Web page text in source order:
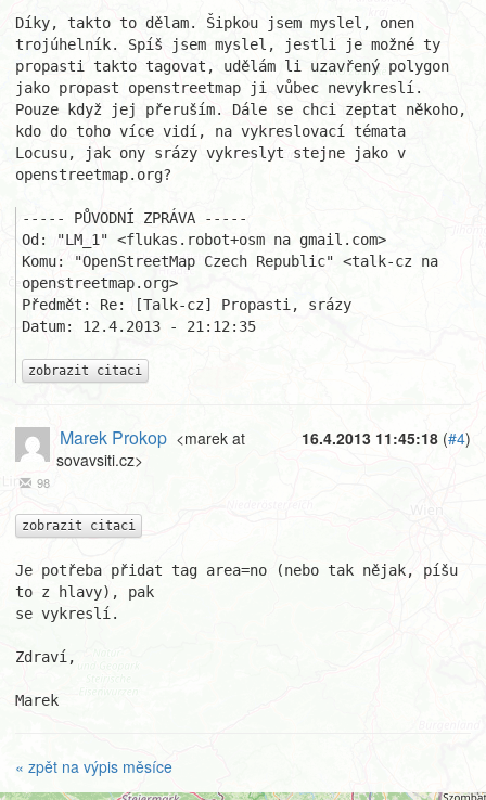
Díky, takto to dělam. Šipkou jsem myslel, onen
trojúhelník. Spíš jsem myslel, jestli je možné ty
propasti takto tagovat, udělám li uzavřený polygon
jako propast openstreetmap ji vůbec nevykreslí.
Pouze když jej přeruším. Dále se chci zeptat někoho,
kdo do toho více vidí, na vykreslovací témata
Locusu, jak ony srázy vykreslyt stejne jako v
openstreetmap.org?
----- PŮVODNÍ ZPRÁVA -----
Od: "LM_1" <flukas.robot+osm na gmail.com>
Komu: "OpenStreetMap Czech Republic" <talk-cz na
openstreetmap.org>
Předmět: Re: [Talk-cz] Propasti, srázy
Datum: 12.4.2013 - 21:12:35
zobrazit citaci
16.4.2013 11:45:18 (#4)
Marek Prokop <marek at
sovavsiti.cz>
98
zobrazit citaci
Je potřeba přidat tag area=no (nebo tak nějak, píšu
to z hlavy), pak
se vykreslí.
Zdraví,
Marek
« zpět na výpis měsíce